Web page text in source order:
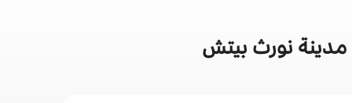
نورث بيتش